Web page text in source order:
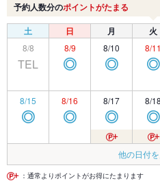
予約人数分のポイントがたまる
土 日 月 火
8/8
TEL
8/9
◎
8/10
◎
8/11
◎
8/15
◎
8/16
◎
8/17
◎
8/18
◎
◎ ◎
8/24
◎
8/
◎
他の日付
：通常よりポイントがお得にたまります